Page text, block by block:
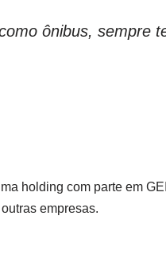
ônibus, sempre
holding com parte em
empresas.